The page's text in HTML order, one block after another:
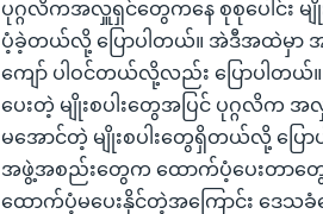
ပုဂ္ဂလိကအလှူရှင်တွေကနေ စုစုပေါင်း မ
ပံ့ခဲ့တယ်လို့ ပြောပါတယ်။ အဲဒီအထဲမှာ အ
ကျော် ပါဝင်တယ်လို့လည်း ပြောပါ
ပေးတဲ့ မျိုးစပါးတွေအပြင် ပုဂ္ဂလိက
မအောင်တဲ့ မျိုးစပါးတွေရှိတယ်လို့ ပ
အဖွဲ့အစည်းတွေက ထောက်ပံ့ပေးတာ
ထောက်ပံ့မပေးနိုင်တဲ့အကြောင်း ဒေသခံ